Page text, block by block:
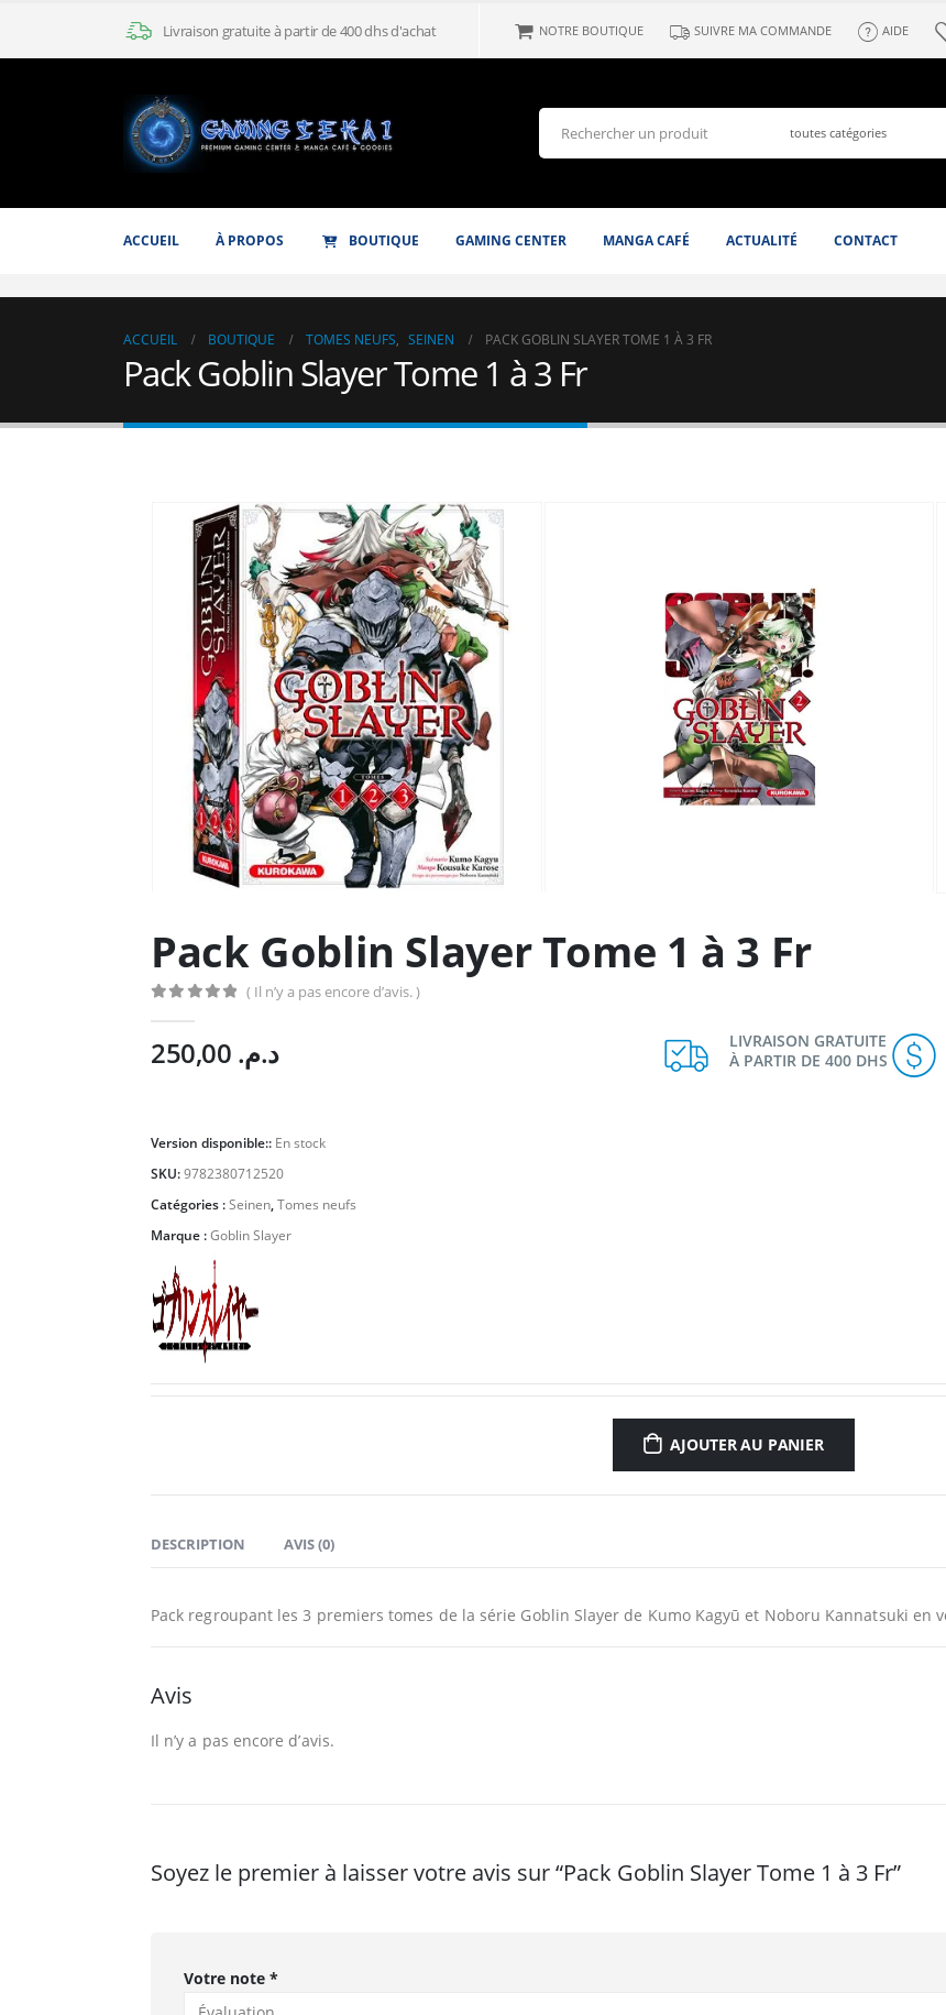
Livraison gratuite à partir de 400 dhs d'achat NOTRE BOUTIQUE SUIVRE MA COMMANDE AIDE
ACCUEIL À PROPOS BOUTIQUE GAMING CENTER MANGA CAFÉ ACTUALITÉ CONTACT
ACCUEIL BOUTIQUE TOMES NEUFS, SEINEN PACK GOBLIN SLAYER TOME 1 À 3 FR
Pack Goblin Slayer Tome 1 à 3 Fr
Pack Goblin Slayer Tome 1 à 3 Fr
( Il n’y a pas encore d’avis. )
د.م.
LIVRAISON GRATUITE
À PARTIR DE 400 DHS
Version disponible:: En stock
SKU:9782380712520
Catégories :Seinen,Tomes neufs
Marque :Goblin Slayer
AJOUTER AU PANIER
DESCRIPTION AVIS (0)
Pack regroupant les 3 premiers tomes de la série Goblin Slayer de Kumo Kagyū et Noboru Kannatsuki en
Avis
Il n’y a pas encore d’avis.
Soyez le premier à laisser votre avis sur “Pack Goblin Slayer Tome 1 à 3 Fr”
Votre note *